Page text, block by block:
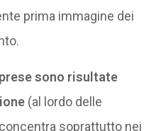
prima immagine dei
sono risultate
(al lordo delle
soprattutto nei